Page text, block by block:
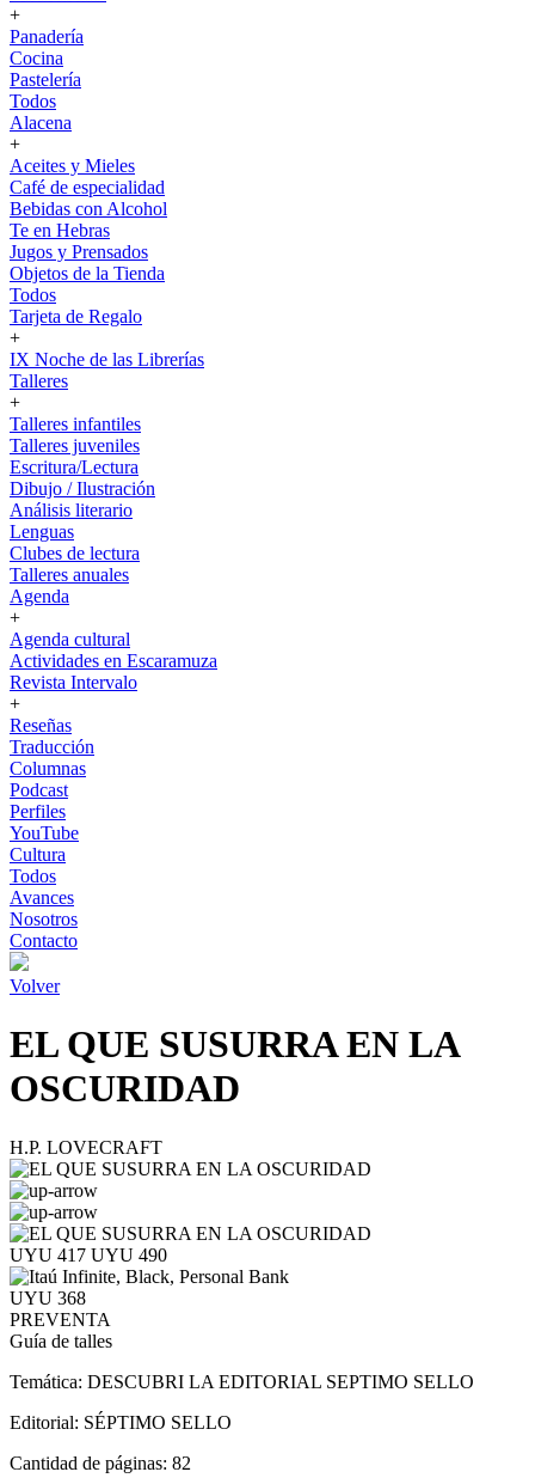
+
Panadería
Cocina
Pastelería
Todos
Alacena
+
Aceites y Mieles
Café de especialidad
Bebidas con Alcohol
Te en Hebras
Jugos y Prensados
Objetos de la Tienda
Todos
Tarjeta de Regalo
+
IX Noche de las Librerías
Talleres
+
Talleres infantiles
Talleres juveniles
Escritura/Lectura
Dibujo / Ilustración
Análisis literario
Lenguas
Clubes de lectura
Talleres anuales
Agenda
+
Agenda cultural
Actividades en Escaramuza
Revista Intervalo
+
Reseñas
Traducción
Columnas
Podcast
Perfiles
YouTube
Cultura
Todos
Avances
Nosotros
Contacto
Volver
EL QUE SUSURRA EN LA
OSCURIDAD
H.P. LOVECRAFT
UYU 417 UYU 490
UYU 368
PREVENTA
Guía de talles
Temática: DESCUBRI LA EDITORIAL SEPTIMO SELLO
Editorial: SÉPTIMO SELLO
Cantidad de páginas: 82